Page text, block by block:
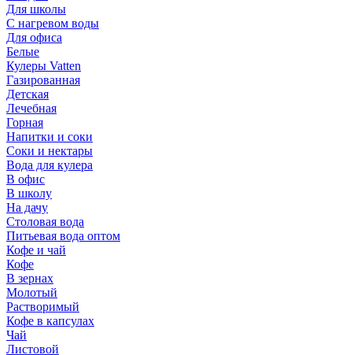
Для школы
С нагревом воды
Для офиса
Белые
Кулеры Vatten
Газированная
Детская
Лечебная
Горная
Напитки и соки
Соки и нектары
Вода для кулера
В офис
В школу
На дачу
Столовая вода
Питьевая вода оптом
Кофе и чай
Кофе
В зернах
Молотый
Растворимый
Кофе в капсулах
Чай
Листовой